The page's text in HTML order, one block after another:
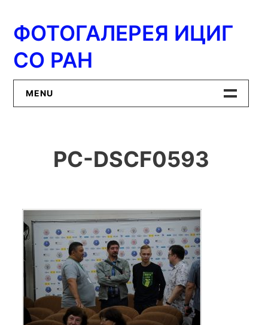
содержимому
ФОТОГАЛЕРЕЯ ИЦИГ
СО РАН
MENU
ИЦиГ СО РАН
PC-DSCF0593